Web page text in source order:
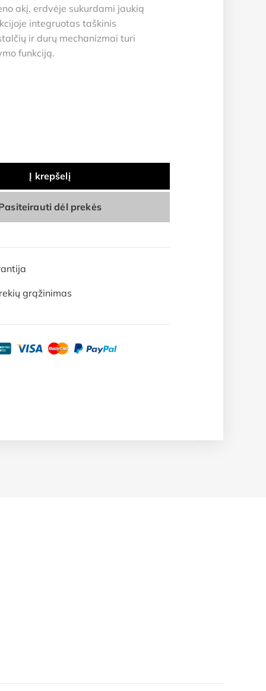
akį, erdvėje sukurdami jaukią
integruotas taškinis
ir durų mechanizmai turi
funkciją.
Į krepšelį
dėl prekės
grąžinimas